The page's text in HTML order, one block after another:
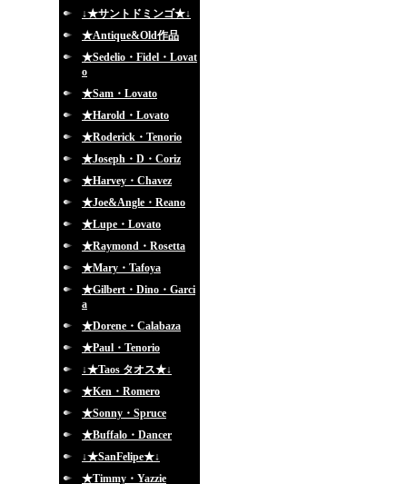
↓★サントドミンゴ★↓
★Antique&Old作品
★Sedelio・Fidel・Lovat
o
★Sam・Lovato
★Harold・Lovato
★Roderick・Tenorio
★Joseph・D・Coriz
★Harvey・Chavez
★Joe&Angle・Reano
★Lupe・Lovato
★Raymond・Rosetta
★Mary・Tafoya
★Gilbert・Dino・Garci
a
★Dorene・Calabaza
★Paul・Tenorio
↓★Taos タオス★↓
★Ken・Romero
★Sonny・Spruce
★Buffalo・Dancer
↓★SanFelipe★↓
★Timmy・Yazzie